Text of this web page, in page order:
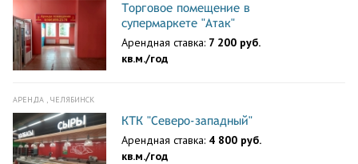
Торговое помещение в
супермаркете "Атак"
Арендная ставка: 7 200 руб.
кв.м./год
АРЕНДА , ЧЕЛЯБИНСК
КТК "Северо-западный"
Арендная ставка: 4 800 руб.
кв.м./год